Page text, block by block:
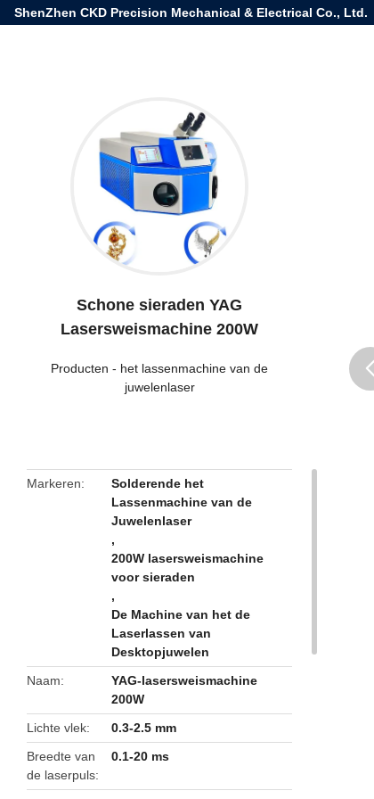
ShenZhen CKD Precision Mechanical & Electrical Co., Ltd.
Schone sieraden YAG
Lasersweismachine 200W
Producten - het lassenmachine van de
juwelenlaser
Markeren
Solderende het
Lassenmachine van de
Juwelenlaser
,
200W lasersweismachine
voor sieraden
,
De Machine van het de
Laserlassen van
Desktopjuwelen
Naam
YAG-lasersweismachine
200W
Lichte vlek
0.3-2.5 mm
Breedte van
de laserpuls
0.1-20 ms